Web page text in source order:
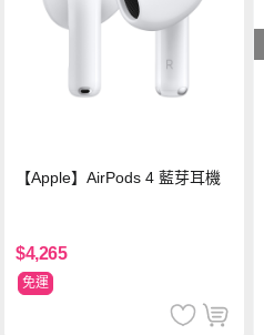
【Apple】AirPods 4 藍芽耳機
$4,265
免運